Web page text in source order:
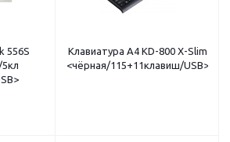
556S
Клавиатура A4 KD-800 X-Slim
<чёрная/115+11клавиш/USB>